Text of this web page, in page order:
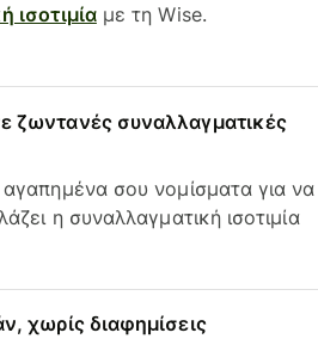
ισοτιμίαμε τη Wise.
ζωντανές συναλλαγματικές
σου νομίσματα για να
η συναλλαγματική ισοτιμία
χωρίς διαφημίσεις